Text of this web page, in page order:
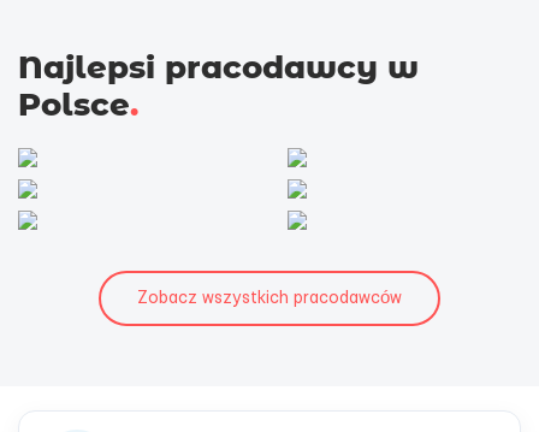
Najlepsi pracodawcy w
Polsce.
Zobacz wszystkich pracodawców